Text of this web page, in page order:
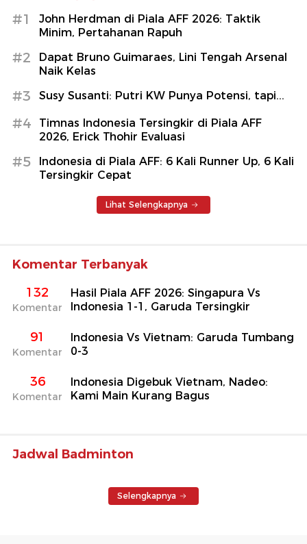
#1
John Herdman di Piala AFF 2026: Taktik
Minim, Pertahanan Rapuh
#2
Dapat Bruno Guimaraes, Lini Tengah Arsenal
Naik Kelas
#3 Susy Susanti: Putri KW Punya Potensi, tapi...
#4
Timnas Indonesia Tersingkir di Piala AFF
2026, Erick Thohir Evaluasi
#5
Indonesia di Piala AFF: 6 Kali Runner Up, 6 Kali
Tersingkir Cepat
Lihat Selengkapnya
Komentar Terbanyak
132
Komentar
Hasil Piala AFF 2026: Singapura Vs
Indonesia 1-1, Garuda Tersingkir
91
Komentar
Indonesia Vs Vietnam: Garuda Tumbang
0-3
36
Komentar
Indonesia Digebuk Vietnam, Nadeo:
Kami Main Kurang Bagus
Jadwal Badminton
Selengkapnya